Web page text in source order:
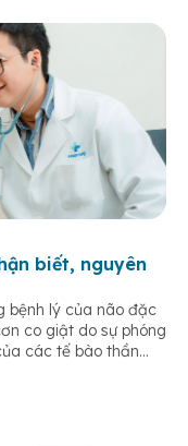
biết, nguyên
bệnh lý của não đặc
co giật do sự phóng
các tế bào thần